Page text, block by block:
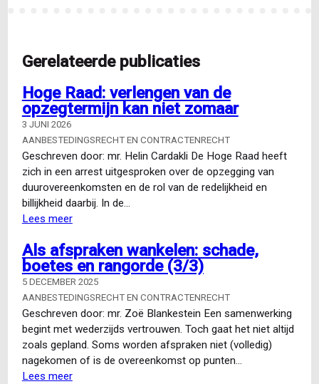
Gerelateerde publicaties
Hoge Raad: verlengen van de
opzegtermijn kan niet zomaar
3 JUNI 2026
AANBESTEDINGSRECHT EN CONTRACTENRECHT
Geschreven door: mr. Helin Cardakli De Hoge Raad heeft
zich in een arrest uitgesproken over de opzegging van
duurovereenkomsten en de rol van de redelijkheid en
billijkheid daarbij. In de…
Lees meerover
Raad:
verlengen
van
de
opzegtermijn
kan
niet
zomaar
Als afspraken wankelen: schade,
boetes en rangorde (3/3)
5 DECEMBER 2025
AANBESTEDINGSRECHT EN CONTRACTENRECHT
Geschreven door: mr. Zoë Blankestein Een samenwerking
begint met wederzijds vertrouwen. Toch gaat het niet altijd
zoals gepland. Soms worden afspraken niet (volledig)
nagekomen of is de overeenkomst op punten…
Lees meerover